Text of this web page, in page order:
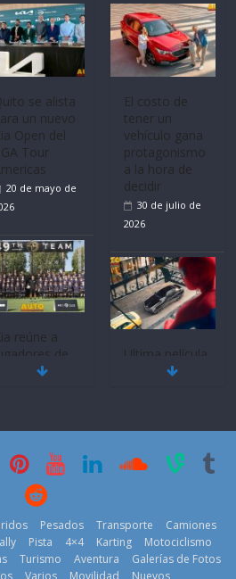
FEDAK
12
para
las rutas
La Vuelta
31 de julio de
se alista
para un nuevo
2026
Ultima película
‘Spider‑Man:
Brand New
Day’ pone en
escena a
BMW
29 de julio de
2026
¿Qué puede
pasar con tu
3 de agosto de
Pesados Transporte
Camiones
Pista 4×4 Karting
Motociclismo
Turismo Aventura
Galerías de Fotos